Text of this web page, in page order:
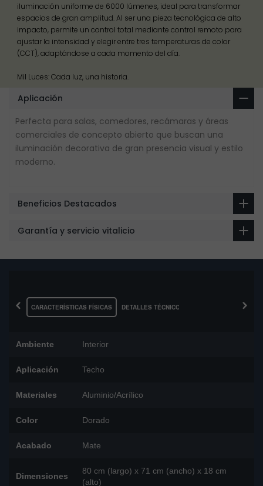
iluminación uniforme de 6000 lúmenes, ideal para transformar
espacios de gran amplitud. Al ser una pieza tecnológica de alto
impacto, permite un control total mediante control remoto para
ajustar la intensidad y elegir entre tres temperaturas de color
(CCT), adaptándose a cada momento del día.
Mil Luces: Cada luz, una historia.
Aplicación
Perfecta para salas, comedores, recámaras y áreas
comerciales de concepto abierto que buscan una
iluminación decorativa de gran presencia visual y estilo
moderno.
Beneficios Destacados
Garantía y servicio vitalicio
‹ CARACTERÍSTICAS FÍSICAS DETALLES TÉCNICOS ›
Ambiente Interior
Aplicación Techo
Materiales Aluminio/Acrílico
Color Dorado
Acabado Mate
Dimensiones
80 cm (largo) x 71 cm (ancho) x 18 cm
(alto)